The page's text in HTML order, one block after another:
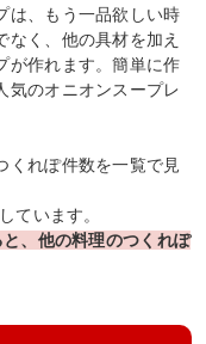
は、もう一品欲しい時
なく、他の具材を加え
が作れます。簡単に作
気のオニオンスープレ
くれぽ件数を一覧で見
ています。
、他の料理のつくれぽ